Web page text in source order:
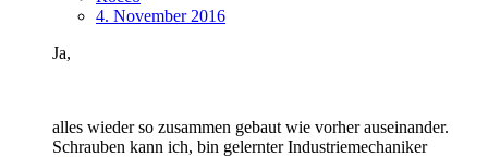
4. November 2016
Ja,
alles wieder so zusammen gebaut wie vorher auseinander.
Schrauben kann ich, bin gelernter Industriemechaniker